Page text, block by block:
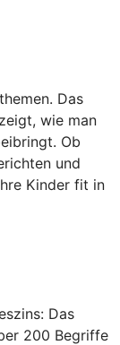
Das
wie man
Ob
und
Kinder fit in
Das
200 Begriffe